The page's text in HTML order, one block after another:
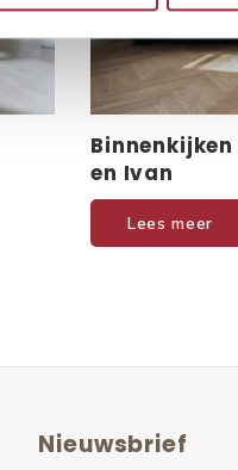
en Ivan
Lees meer
Nieuwsbrief